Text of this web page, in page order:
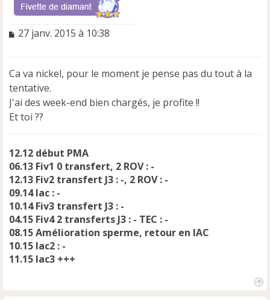
M
a
g
e
n
o
l
u
27 janv. 2015 à 10:38
Ca va nickel, pour le moment je pense pas du tout à la
tentative.
J'ai des week-end bien chargés, je profite !!
Et toi ??
12.12 début PMA
06.13 Fiv1 0 transfert, 2 ROV : -
12.13 Fiv2 transfert J3 : -, 2 ROV : -
09.14 Iac : -
10.14 Fiv3 transfert J3 : -
04.15 Fiv4 2 transferts J3 : - TEC : -
08.15 Amélioration sperme, retour en IAC
10.15 Iac2 : -
11.15 Iac3 +++